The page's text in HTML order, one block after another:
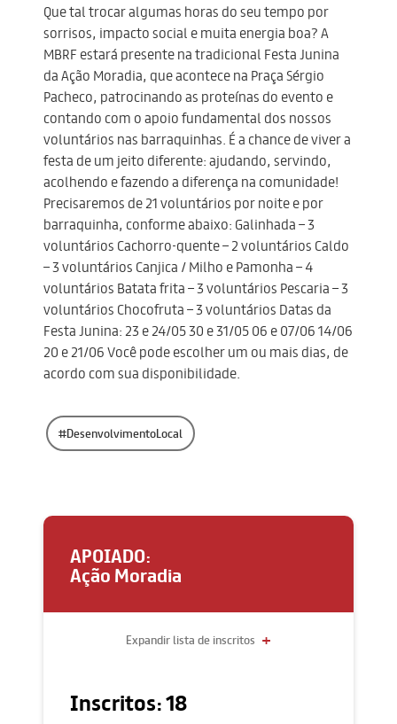
Que tal trocar algumas horas do seu tempo por
sorrisos, impacto social e muita energia boa? A
MBRF estará presente na tradicional Festa Junina
da Ação Moradia, que acontece na Praça Sérgio
Pacheco, patrocinando as proteínas do evento e
contando com o apoio fundamental dos nossos
voluntários nas barraquinhas. É a chance de viver a
festa de um jeito diferente: ajudando, servindo,
acolhendo e fazendo a diferença na comunidade!
Precisaremos de 21 voluntários por noite e por
barraquinha, conforme abaixo: Galinhada – 3
voluntários Cachorro-quente – 2 voluntários Caldo
– 3 voluntários Canjica / Milho e Pamonha – 4
voluntários Batata frita – 3 voluntários Pescaria – 3
voluntários Chocofruta – 3 voluntários Datas da
Festa Junina: 23 e 24/05 30 e 31/05 06 e 07/06 14/06
20 e 21/06 Você pode escolher um ou mais dias, de
acordo com sua disponibilidade.
#DesenvolvimentoLocal
APOIADO:
Ação Moradia
Expandir lista de inscritos +
Inscritos: 18